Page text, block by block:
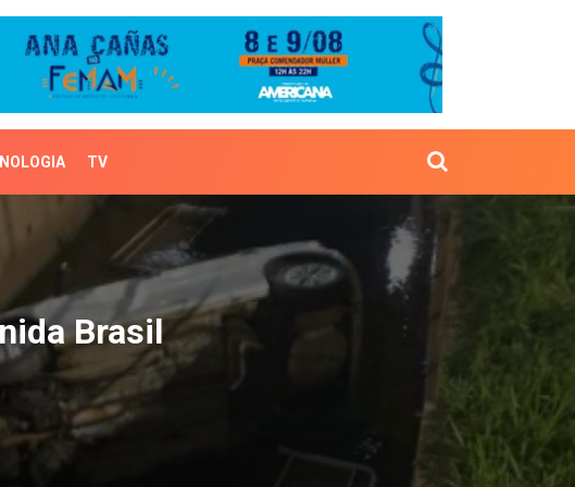
TV
Brasil
Brasil